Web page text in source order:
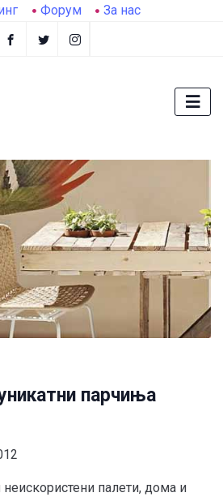
Форум За нас
парчиња
палети, дома и